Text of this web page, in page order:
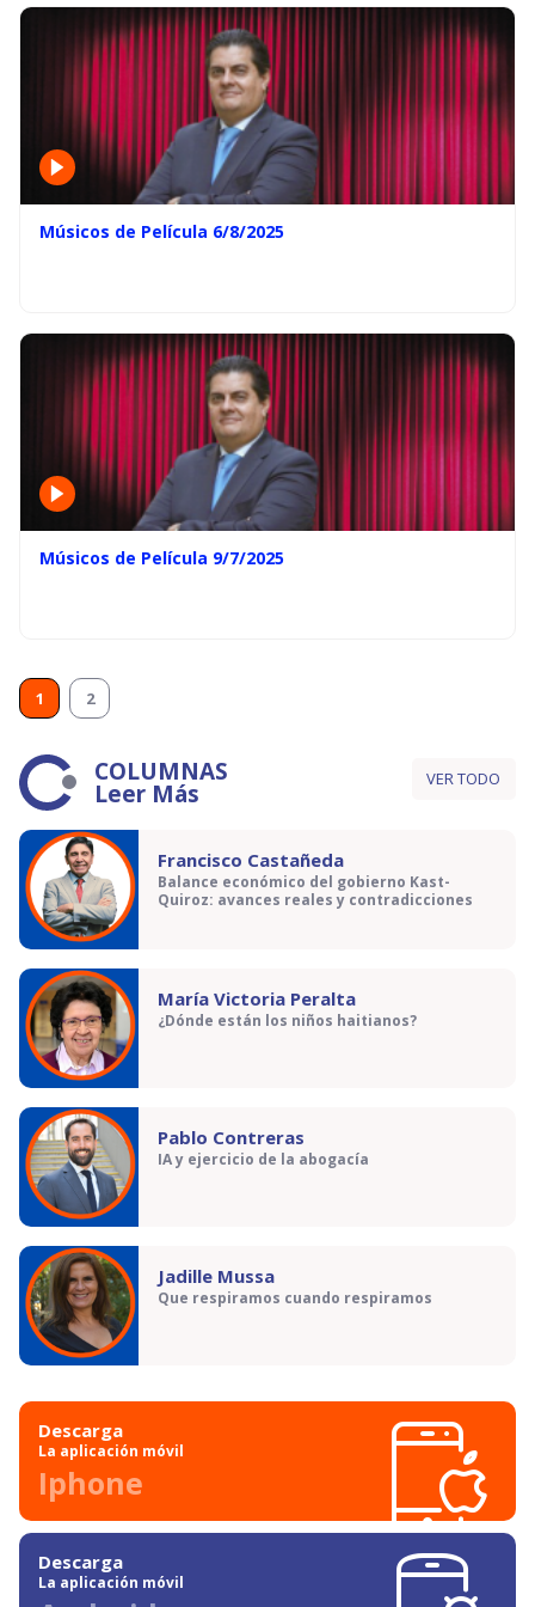
Músicos de Película 6/8/2025
Músicos de Película 9/7/2025
1 2
COLUMNAS
Leer Más VER TODO
Francisco Castañeda
Balance económico del gobierno Kast-
Quiroz: avances reales y contradicciones
María Victoria Peralta
¿Dónde están los niños haitianos?
Pablo Contreras
IA y ejercicio de la abogacía
Jadille Mussa
Que respiramos cuando respiramos
Descarga
La aplicación móvil
Iphone
Descarga
La aplicación móvil